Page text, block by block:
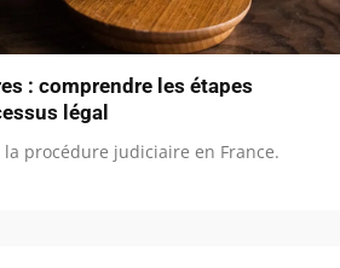
: comprendre les étapes
légal
la procédure judiciaire en France.